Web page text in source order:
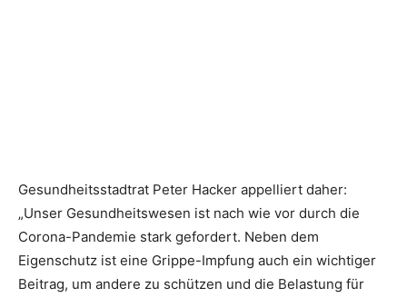
Gesundheitsstadtrat Peter Hacker appelliert daher:
„Unser Gesundheitswesen ist nach wie vor durch die
Corona-Pandemie stark gefordert. Neben dem
Eigenschutz ist eine Grippe-Impfung auch ein wichtiger
Beitrag, um andere zu schützen und die Belastung für